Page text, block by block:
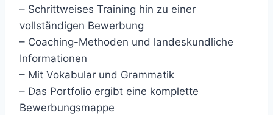
– Schrittweises Training hin zu einer
vollständigen Bewerbung
– Coaching-Methoden und landeskundliche
Informationen
– Mit Vokabular und Grammatik
– Das Portfolio ergibt eine komplette
Bewerbungsmappe